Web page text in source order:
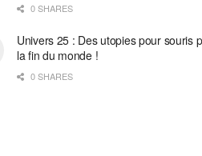
0 SHARES
Univers 25 : Des utopies pour souris
la fin du monde !
0 SHARES